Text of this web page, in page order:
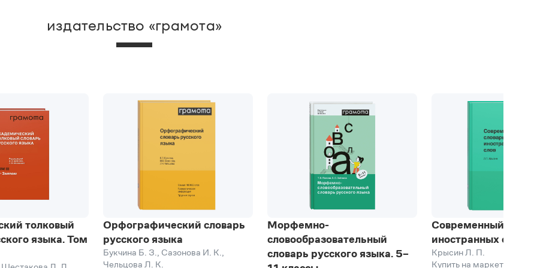
(Заказчик, Исполнитель), а также глаголов в
монологические способы организации речи, так
лиц). Основные жанры:
инструкция, заявление, запрос, жалоба
полилоги – собрание, совещание,
делового стиля: – отсутствие
Договор о нижеследующем, именуемый в
интонирование при
частое использование
прилагательных, неиспользование деепричастий;
употребление частиц,
им в книжных стилях значении);
частое
и восклицательных предложений;
издательство «грамота»
толковый
языка. Том
Орфографический словарь
русского языка
Букчина Б. З. Сазонова И. К.
Чельцова Л. К.
Морфемно-
словообразовательный
словарь русского языка. 5–
Современный
иностранных слов
Крысин Л. П.
Купить на